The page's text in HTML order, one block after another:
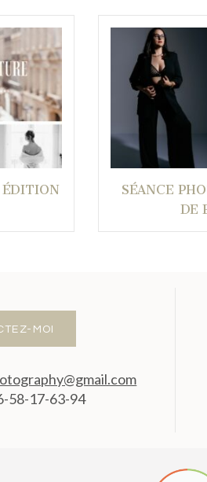
SÉANCE
DE
MOI
58-17-63-94